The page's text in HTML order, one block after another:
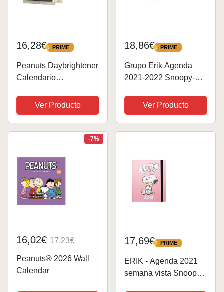
16,28€ PRIME
PRIME
Peanuts Daybrightener
Calendario
Ver Producto
18,86€ PRIME
PRIME
Grupo Erik Agenda
2021-2022 Snoopy-
2022 / Agenda 2022
semana vista-Agenda
12 meses desde
Ver Producto
-7%
16,02€ 17,23€
Peanuts® 2026 Wall
Calendar
17,69€ PRIME
PRIME
ERIK - Agenda 2021
semana vista Snoopy,